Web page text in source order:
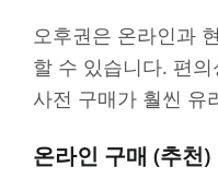
오후권은 온라인과
할 수 있습니다. 편
사전 구매가 훨씬 유
온라인 구매 (추천)